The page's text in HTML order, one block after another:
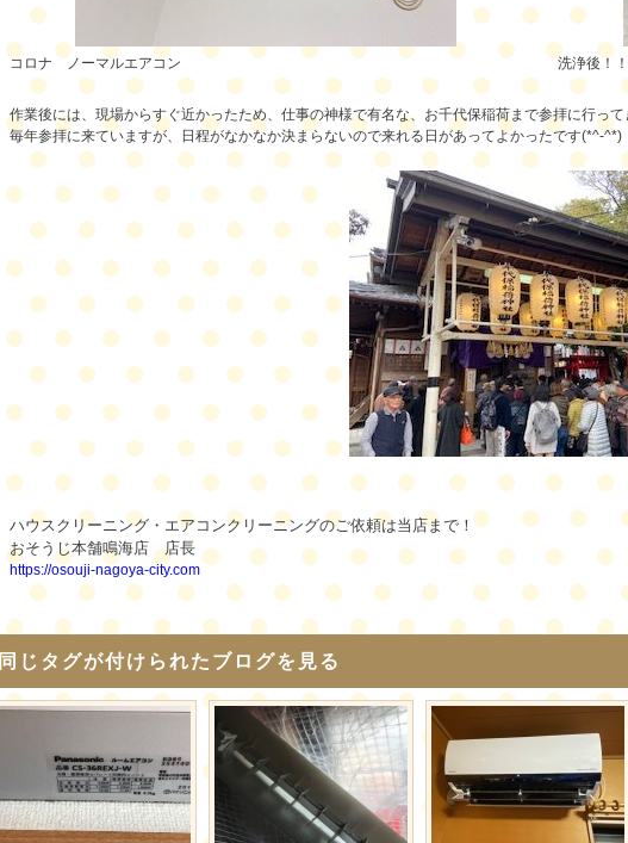
コロナ ノーマルエアコン 洗浄後！！
作業後には、現場からすぐ近かったため、仕事の神様で有名な、お千代保稲荷まで参拝に行っ
毎年参拝に来ていますが、日程がなかなか決まらないので来れる日があってよかったです(*^-^*)
ハウスクリーニング・エアコンクリーニングのご依頼は当店まで！
おそうじ本舗鳴海店 店長
https://osouji-nagoya-city.com
同じタグが付けられたブログを見る